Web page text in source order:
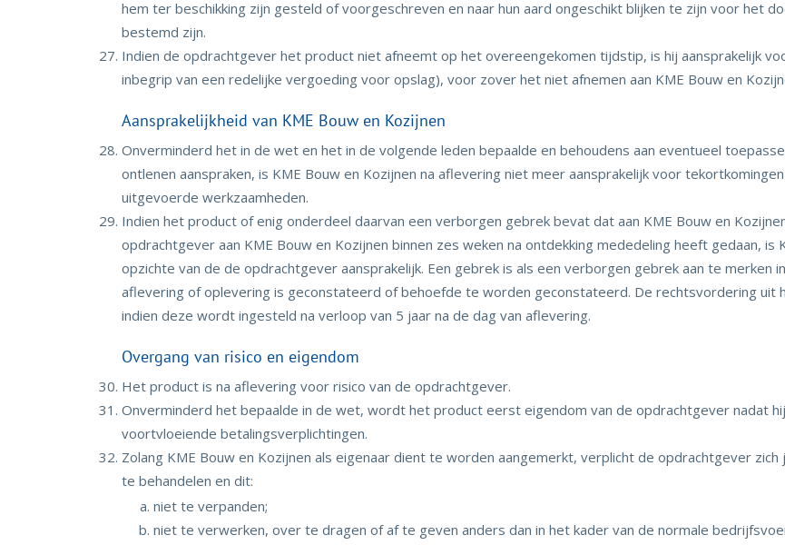
hem ter beschikking zijn gesteld of voorgeschreven en naar hun aard ongeschikt blijken te zijn voor het
bestemd zijn.
Indien de opdrachtgever het product niet afneemt op het overeengekomen tijdstip, is hij aansprakelijk
inbegrip van een redelijke vergoeding voor opslag), voor zover het niet afnemen aan KME Bouw en
Aansprakelijkheid van KME Bouw en Kozijnen
Onverminderd het in de wet en het in de volgende leden bepaalde en behoudens aan eventueel
ontlenen aanspraken, is KME Bouw en Kozijnen na aflevering niet meer aansprakelijk voor
uitgevoerde werkzaamheden.
Indien het product of enig onderdeel daarvan een verborgen gebrek bevat dat aan KME Bouw en
opdrachtgever aan KME Bouw en Kozijnen binnen zes weken na ontdekking mededeling heeft gedaan,
opzichte van de de opdrachtgever aansprakelijk. Een gebrek is als een verborgen gebrek aan te merken
aflevering of oplevering is geconstateerd of behoefde te worden geconstateerd. De rechtsvordering uit
indien deze wordt ingesteld na verloop van 5 jaar na de dag van aflevering.
Overgang van risico en eigendom
Het product is na aflevering voor risico van de opdrachtgever.
Onverminderd het bepaalde in de wet, wordt het product eerst eigendom van de opdrachtgever nadat
voortvloeiende betalingsverplichtingen.
Zolang KME Bouw en Kozijnen als eigenaar dient te worden aangemerkt, verplicht de opdrachtgever
te behandelen en dit:
niet te verpanden;
niet te verwerken, over te dragen of af te geven anders dan in het kader van de normale